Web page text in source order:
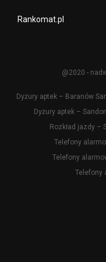
Rankomat.pl
@2020 -
Dyżury aptek – Baranów
Dyżury aptek –
Rozkład jazdy –
Telefony
Telefony
Telefony